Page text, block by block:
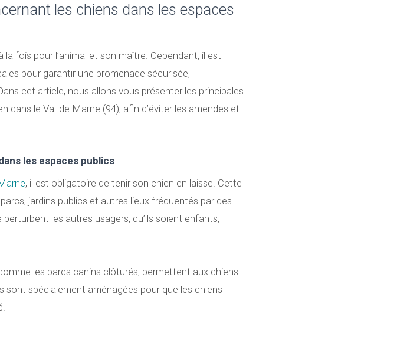
les chiens dans les espaces
fois pour l’animal et son maître. Cependant, il est
pour garantir une promenade sécurisée,
cet article, nous allons vous présenter les principales
dans le Val-de-Marne (94), afin d’éviter les amendes et
les espaces publics
, il est obligatoire de tenir son chien en laisse. Cette
jardins publics et autres lieux fréquentés par des
les autres usagers, qu’ils soient enfants,
les parcs canins clôturés, permettent aux chiens
sont spécialement aménagées pour que les chiens